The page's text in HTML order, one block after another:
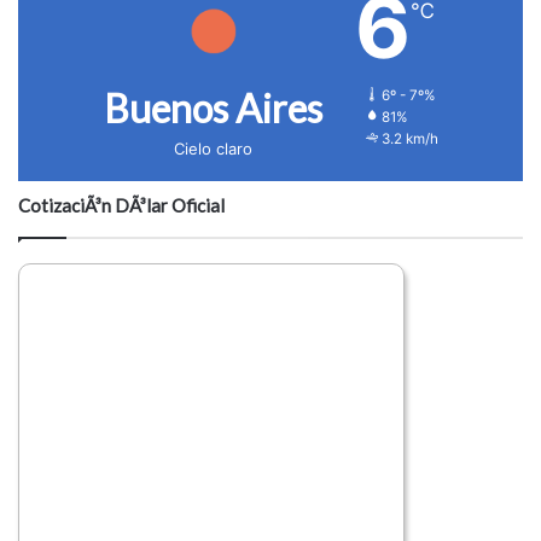
Buenos Aires
Cielo claro
6 ℃
6º - 7º%
81%
3.2 km/h
CotizaciÃ³n DÃ³lar Oficial